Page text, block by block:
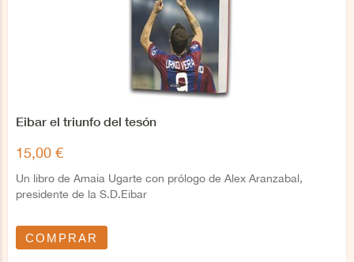
Eibar el triunfo del tesón
15,00 €
Un libro de Amaia Ugarte con prólogo de Alex Aranzabal,
presidente de la S.D.Eibar
COMPRAR